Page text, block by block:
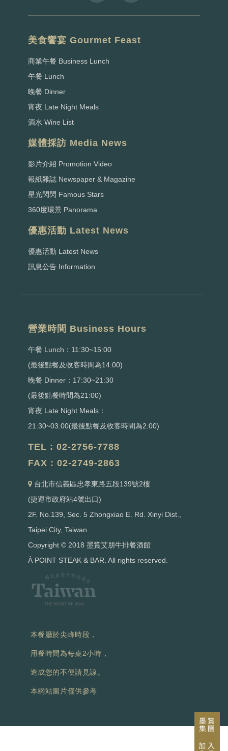
美食饗宴 Gourmet Feast
商業午餐 Business Lunch
午餐 Lunch
晚餐 Dinner
宵夜 Late Night Meals
酒水 Wine List
媒體採訪 Media News
影片介紹 Promotion Video
報紙雜誌 Newspaper & Magazine
星光閃閃 Famous Stars
360度環景 Panorama
優惠活動 Latest News
優惠活動 Latest News
訊息公告 Information
營業時間 Business Hours
午餐 Lunch：11:30~15:00
(最後點餐及收客時間為14:00)
晚餐 Dinner：17:30~21:30
(最後點餐時間為21:00)
宵夜 Late Night Meals：
21:30~03:00(最後點餐及收客時間為2:00)
TEL : 02-2756-7788
FAX : 02-2749-2863
台北市信義區忠孝東路五段139號2樓
(捷運市政府站4號出口)
2F. No.139, Sec. 5 Zhongxiao E. Rd. Xinyi Dist.,
Taipei City, Taiwan
Copyright © 2018 墨賞艾朋牛排餐酒館
À POINT STEAK & BAR. All rights reserved.
本餐廳於尖峰時段，
用餐時間為每桌2小時，
造成您的不便請見諒。
本網站圖片僅供參考